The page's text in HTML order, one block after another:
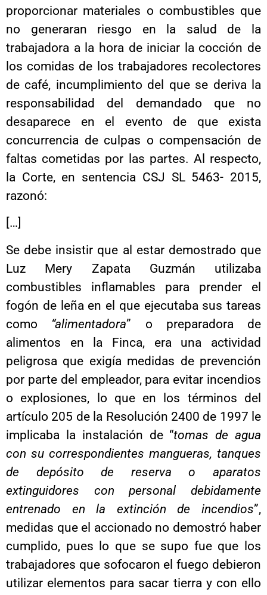
proporcionar materiales o combustibles que
no generaran riesgo en la salud de la
trabajadora a la hora de iniciar la cocción de
los comidas de los trabajadores recolectores
de café, incumplimiento del que se deriva la
responsabilidad del demandado que no
desaparece en el evento de que exista
concurrencia de culpas o compensación de
faltas cometidas por las partes. Al respecto,
la Corte, en sentencia CSJ SL 5463- 2015,
razonó:
[…]
Se debe insistir que al estar demostrado que
Luz Mery Zapata Guzmán utilizaba
combustibles inflamables para prender el
fogón de leña en el que ejecutaba sus tareas
como “alimentadora” o preparadora de
alimentos en la Finca, era una actividad
peligrosa que exigía medidas de prevención
por parte del empleador, para evitar incendios
o explosiones, lo que en los términos del
artículo 205 de la Resolución 2400 de 1997 le
implicaba la instalación de “tomas de agua
con su correspondientes mangueras, tanques
de depósito de reserva o aparatos
extinguidores con personal debidamente
entrenado en la extinción de incendios”,
medidas que el accionado no demostró haber
cumplido, pues lo que se supo fue que los
trabajadores que sofocaron el fuego debieron
utilizar elementos para sacar tierra y con ello